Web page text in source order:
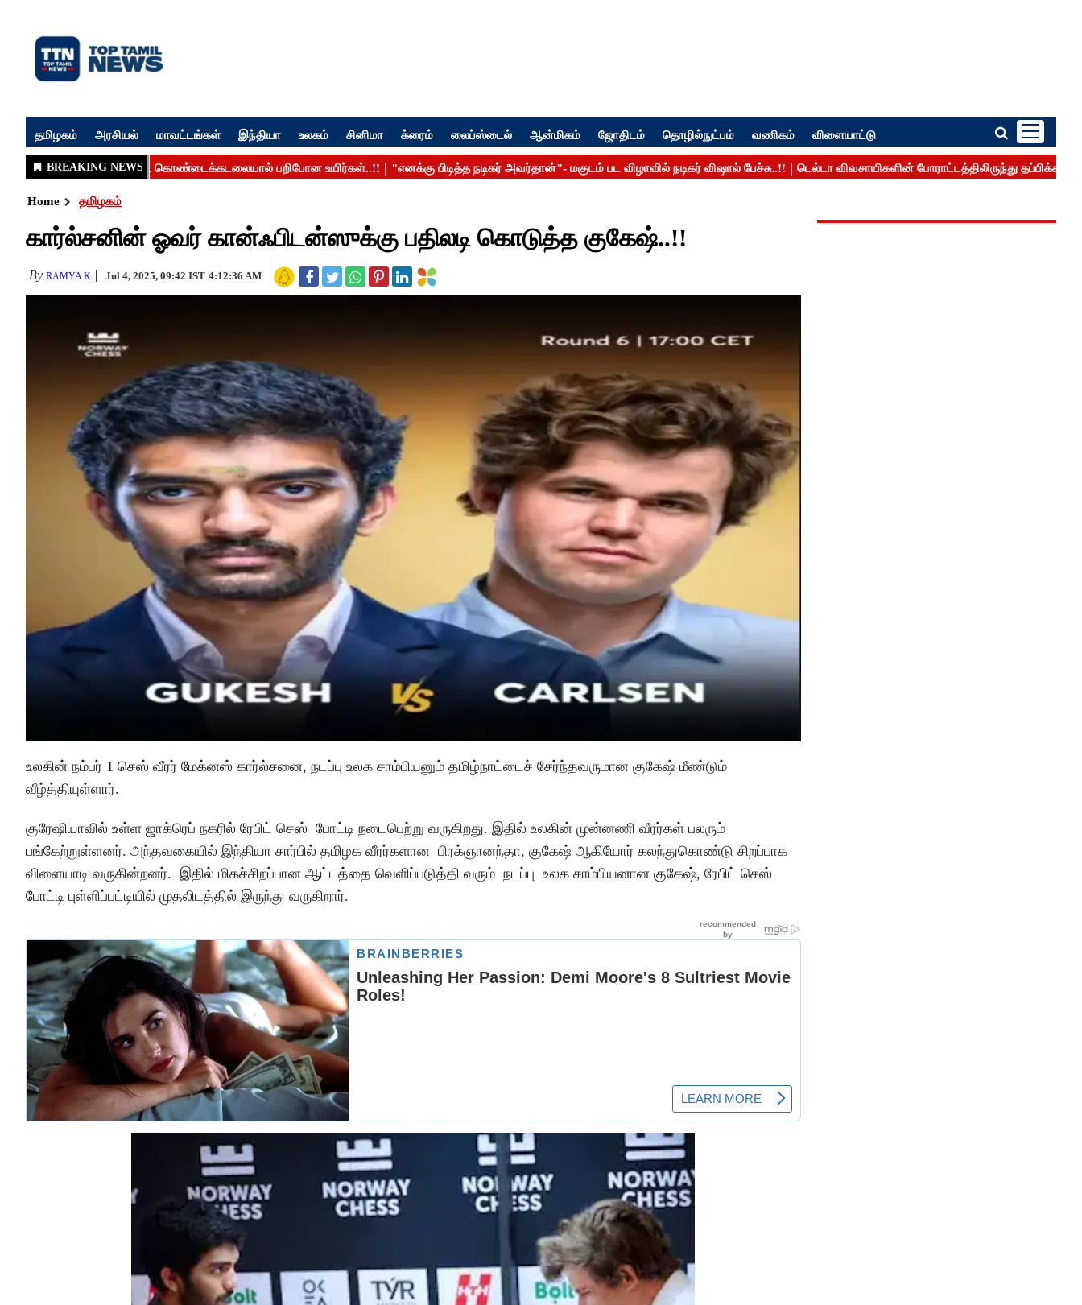
தமிழகம் அரசியல் மாவட்டங்கள் இந்தியா உலகம் சினிமா க்ரைம் லைப்ஸ்டைல் ஆன்மிகம் ஜோதிடம் தொழில்நுட்பம் வணிகம் விளையாட்டு
Home தமிழகம்
கார்ல்சனின் ஓவர் கான்ஃபிடன்ஸுக்கு பதிலடி கொடுத்த குகேஷ்..!!
By RAMYA K Jul 4, 2025, 09:42 IST 4:12:36 AM
உலகின் நம்பர் 1 செஸ் வீரர் மேக்னஸ் கார்ல்சனை, நடப்பு உலக சாம்பியனும் தமிழ்நாட்டைச் சேர்ந்தவருமான குகேஷ் மீண்டும்
வீழ்த்தியுள்ளார்.
குரேஷியாவில் உள்ள ஜாக்ரெப் நகரில் ரேபிட் செஸ் போட்டி நடைபெற்று வருகிறது. இதில் உலகின் முன்னணி வீரர்கள் பலரும்
பங்கேற்றுள்ளனர். அந்தவகையில் இந்தியா சார்பில் தமிழக வீரர்களான பிரக்ஞானந்தா, குகேஷ் ஆகியோர் கலந்துகொண்டு சிறப்பாக
விளையாடி வருகின்றனர். இதில் மிகச்சிறப்பான ஆட்டத்தை வெளிப்படுத்தி வரும் நடப்பு உலக சாம்பியனான குகேஷ், ரேபிட் செஸ்
போட்டி புள்ளிப்பட்டியில் முதலிடத்தில் இருந்து வருகிறார்.